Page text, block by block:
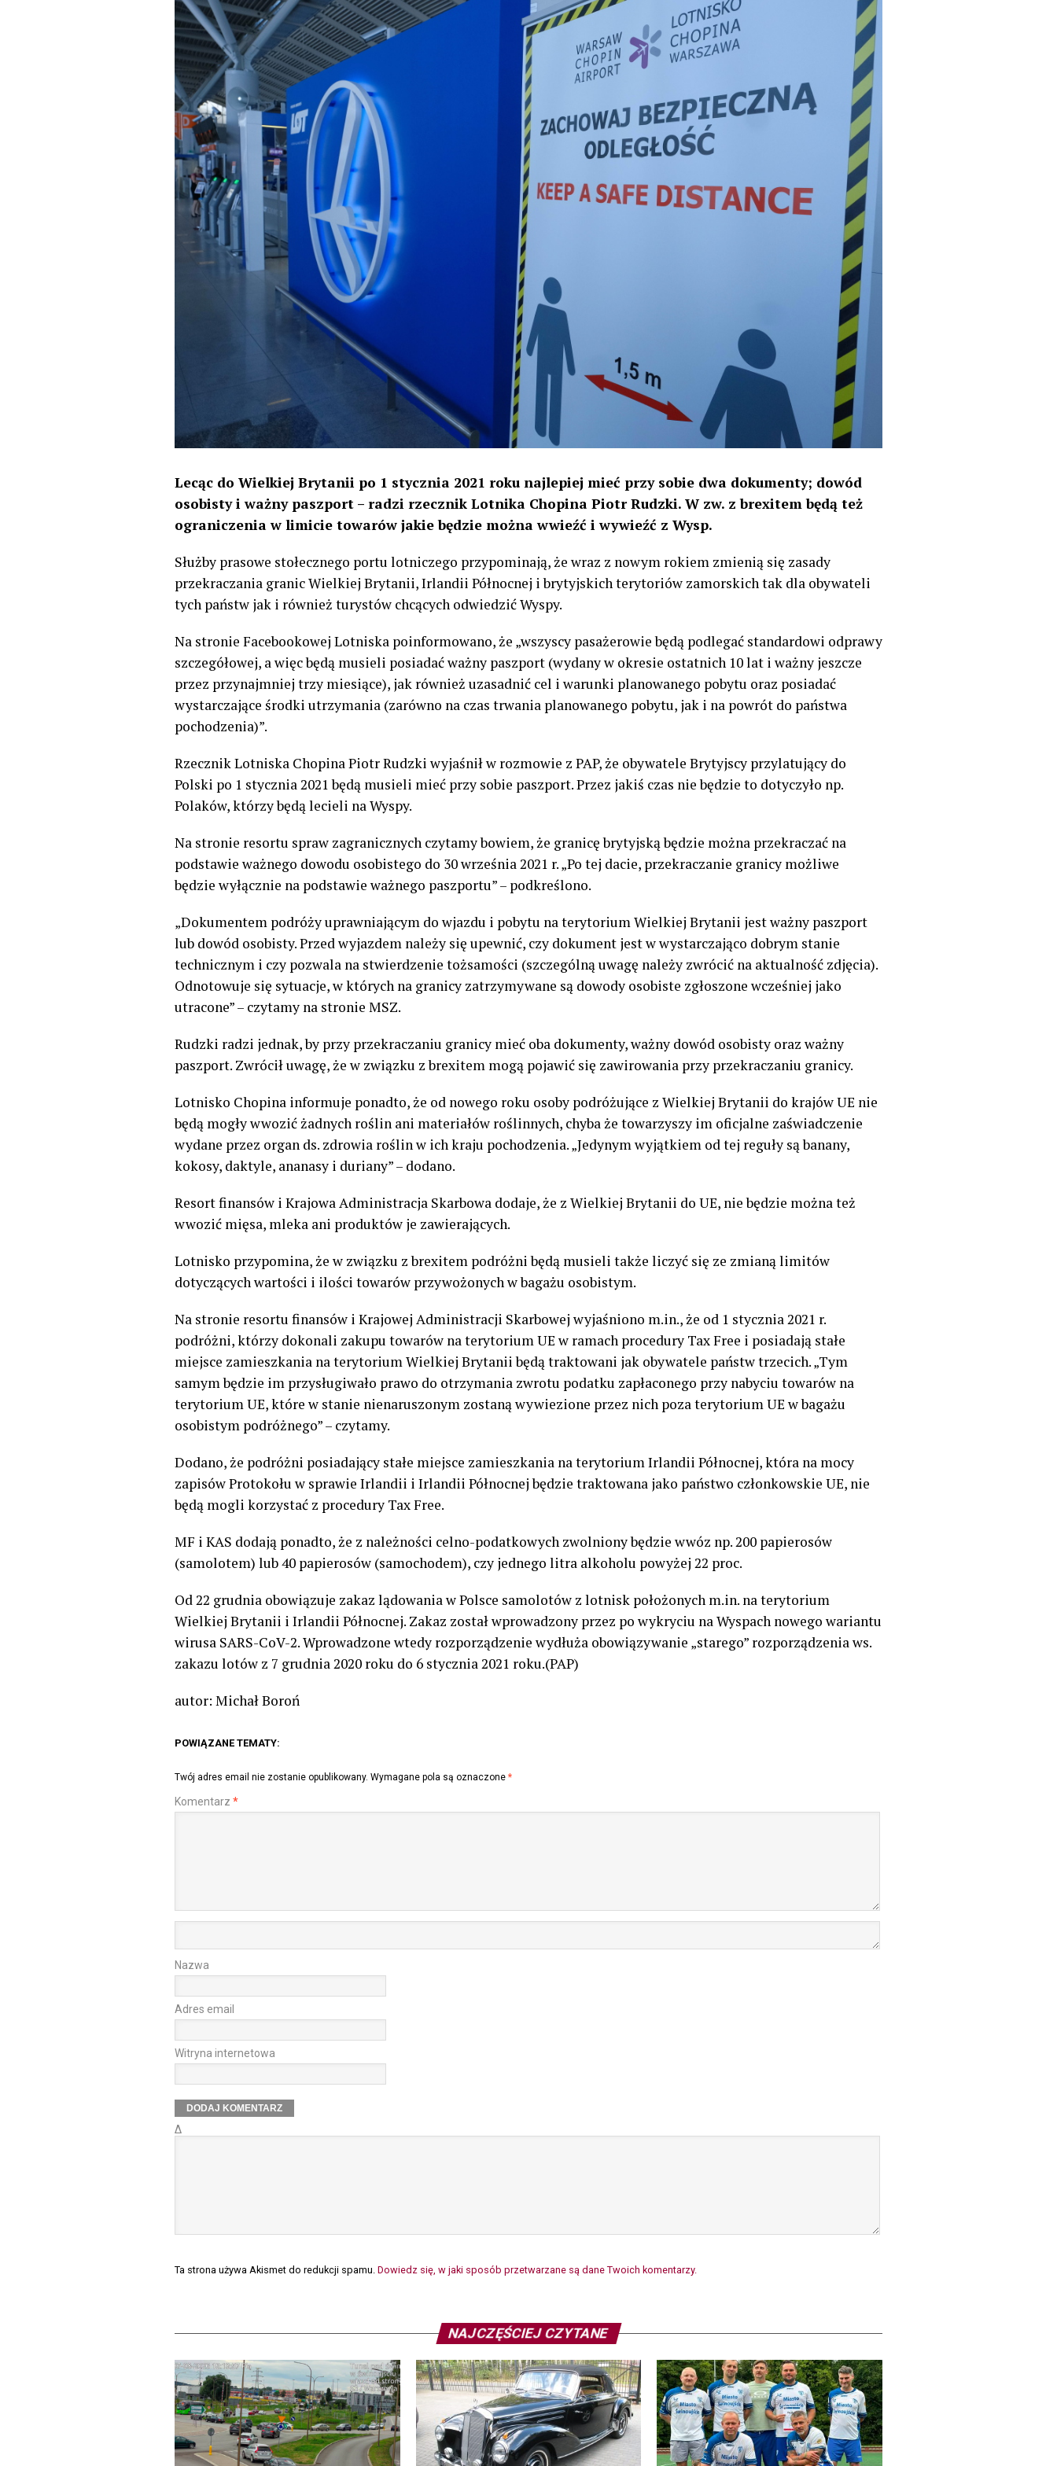
Lecąc do Wielkiej Brytanii po 1 stycznia 2021 roku najlepiej mieć przy sobie dwa dokumenty; dowód
osobisty i ważny paszport – radzi rzecznik Lotnika Chopina Piotr Rudzki. W zw. z brexitem będą też
ograniczenia w limicie towarów jakie będzie można wwieźć i wywieźć z Wysp.
Służby prasowe stołecznego portu lotniczego przypominają, że wraz z nowym rokiem zmienią się zasady
przekraczania granic Wielkiej Brytanii, Irlandii Północnej i brytyjskich terytoriów zamorskich tak dla obywateli
tych państw jak i również turystów chcących odwiedzić Wyspy.
Na stronie Facebookowej Lotniska poinformowano, że „wszyscy pasażerowie będą podlegać standardowi odprawy
szczegółowej, a więc będą musieli posiadać ważny paszport (wydany w okresie ostatnich 10 lat i ważny jeszcze
przez przynajmniej trzy miesiące), jak również uzasadnić cel i warunki planowanego pobytu oraz posiadać
wystarczające środki utrzymania (zarówno na czas trwania planowanego pobytu, jak i na powrót do państwa
pochodzenia)”.
Rzecznik Lotniska Chopina Piotr Rudzki wyjaśnił w rozmowie z PAP, że obywatele Brytyjscy przylatujący do
Polski po 1 stycznia 2021 będą musieli mieć przy sobie paszport. Przez jakiś czas nie będzie to dotyczyło np.
Polaków, którzy będą lecieli na Wyspy.
Na stronie resortu spraw zagranicznych czytamy bowiem, że granicę brytyjską będzie można przekraczać na
podstawie ważnego dowodu osobistego do 30 września 2021 r. „Po tej dacie, przekraczanie granicy możliwe
będzie wyłącznie na podstawie ważnego paszportu” – podkreślono.
„Dokumentem podróży uprawniającym do wjazdu i pobytu na terytorium Wielkiej Brytanii jest ważny paszport
lub dowód osobisty. Przed wyjazdem należy się upewnić, czy dokument jest w wystarczająco dobrym stanie
technicznym i czy pozwala na stwierdzenie tożsamości (szczególną uwagę należy zwrócić na aktualność zdjęcia).
Odnotowuje się sytuacje, w których na granicy zatrzymywane są dowody osobiste zgłoszone wcześniej jako
utracone” – czytamy na stronie MSZ.
Rudzki radzi jednak, by przy przekraczaniu granicy mieć oba dokumenty, ważny dowód osobisty oraz ważny
paszport. Zwrócił uwagę, że w związku z brexitem mogą pojawić się zawirowania przy przekraczaniu granicy.
Lotnisko Chopina informuje ponadto, że od nowego roku osoby podróżujące z Wielkiej Brytanii do krajów UE nie
będą mogły wwozić żadnych roślin ani materiałów roślinnych, chyba że towarzyszy im oficjalne zaświadczenie
wydane przez organ ds. zdrowia roślin w ich kraju pochodzenia. „Jedynym wyjątkiem od tej reguły są banany,
kokosy, daktyle, ananasy i duriany” – dodano.
Resort finansów i Krajowa Administracja Skarbowa dodaje, że z Wielkiej Brytanii do UE, nie będzie można też
wwozić mięsa, mleka ani produktów je zawierających.
Lotnisko przypomina, że w związku z brexitem podróżni będą musieli także liczyć się ze zmianą limitów
dotyczących wartości i ilości towarów przywożonych w bagażu osobistym.
Na stronie resortu finansów i Krajowej Administracji Skarbowej wyjaśniono m.in., że od 1 stycznia 2021 r.
podróżni, którzy dokonali zakupu towarów na terytorium UE w ramach procedury Tax Free i posiadają stałe
miejsce zamieszkania na terytorium Wielkiej Brytanii będą traktowani jak obywatele państw trzecich. „Tym
samym będzie im przysługiwało prawo do otrzymania zwrotu podatku zapłaconego przy nabyciu towarów na
terytorium UE, które w stanie nienaruszonym zostaną wywiezione przez nich poza terytorium UE w bagażu
osobistym podróżnego” – czytamy.
Dodano, że podróżni posiadający stałe miejsce zamieszkania na terytorium Irlandii Północnej, która na mocy
zapisów Protokołu w sprawie Irlandii i Irlandii Północnej będzie traktowana jako państwo członkowskie UE, nie
będą mogli korzystać z procedury Tax Free.
MF i KAS dodają ponadto, że z należności celno-podatkowych zwolniony będzie wwóz np. 200 papierosów
(samolotem) lub 40 papierosów (samochodem), czy jednego litra alkoholu powyżej 22 proc.
Od 22 grudnia obowiązuje zakaz lądowania w Polsce samolotów z lotnisk położonych m.in. na terytorium
Wielkiej Brytanii i Irlandii Północnej. Zakaz został wprowadzony przez po wykryciu na Wyspach nowego wariantu
wirusa SARS-CoV-2. Wprowadzone wtedy rozporządzenie wydłuża obowiązywanie „starego” rozporządzenia ws.
zakazu lotów z 7 grudnia 2020 roku do 6 stycznia 2021 roku.(PAP)
autor: Michał Boroń
POWIĄZANE TEMATY:
Twój adres email nie zostanie opublikowany. Wymagane pola są oznaczone *
Komentarz *
Nazwa
Adres email
Witryna internetowa
Δ
Ta strona używa Akismet do redukcji spamu. Dowiedz się, w jaki sposób przetwarzane są dane Twoich komentarzy.
NAJCZĘŚCIEJ CZYTANE